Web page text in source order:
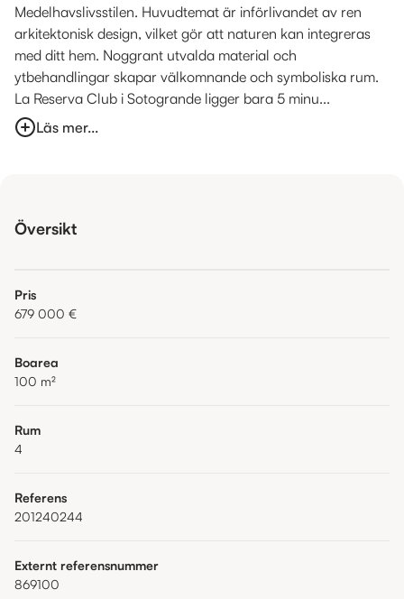
Medelhavslivsstilen. Huvudtemat är införlivandet av ren
arkitektonisk design, vilket gör att naturen kan integreras
med ditt hem. Noggrant utvalda material och
ytbehandlingar skapar välkomnande och symboliska rum.
La Reserva Club i Sotogrande ligger bara 5 minu...
Läs mer...
Översikt
Pris
679 000 €
Boarea
100 m²
Rum
4
Referens
201240244
Externt referensnummer
869100